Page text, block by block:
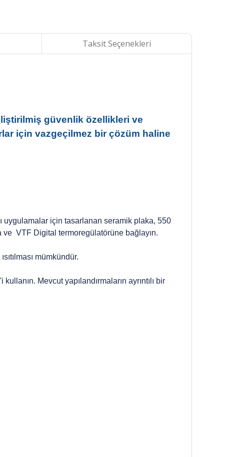
Taksit Seçenekleri
güvenlik özellikleri ve
için vazgeçilmez bir çözüm haline
uygulamalar için tasarlanan seramik plaka, 550
ve VTF Digital termoregülatörüne bağlayın.
mümkündür.
Mevcut yapılandırmaların ayrıntılı bir